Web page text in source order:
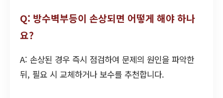
Q: 방수벽부등이 손상되면 어떻게 해야 하나
요?
A: 손상된 경우 즉시 점검하여 문제의 원인을 파악한
뒤, 필요 시 교체하거나 보수를 추천합니다.